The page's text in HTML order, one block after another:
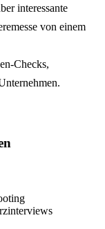
interessante
von einem
Checks,